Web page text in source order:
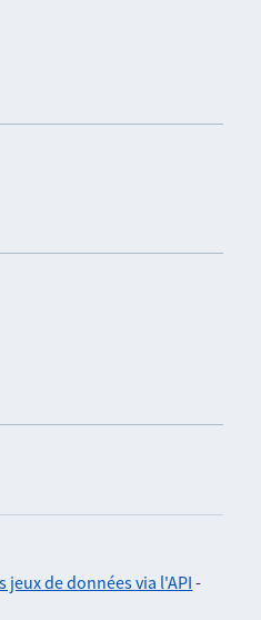
jeux de données via l'API -